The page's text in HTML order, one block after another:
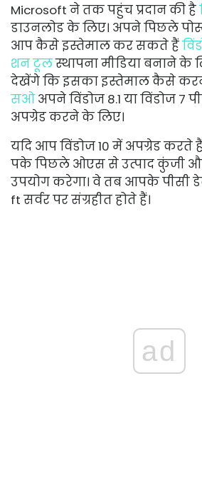
Microsoft ने तक पहुंच प्रदान की है
डाउनलोड के लिए। अपने पिछले
आप कैसे इस्तेमाल कर सकते हैं
शन टूलस्थापना मीडिया बनाने के
देखेंगे कि इसका इस्तेमाल कैसे
सओअपने विंडोज 8.1 या विंडोज 7
अपग्रेड करने के लिए।
यदि आप विंडोज 10 में अपग्रेड
पके पिछले ओएस से उत्पाद कुंजी
उपयोग करेगा। वे तब आपके पीसी
ft सर्वर पर संग्रहीत होते हैं।
ad